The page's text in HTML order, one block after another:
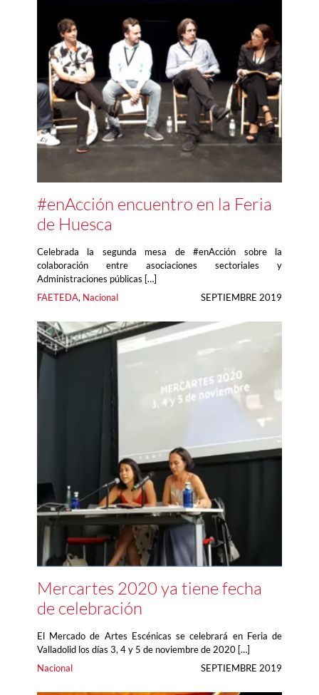
#enAcción encuentro en la Feria
de Huesca
Celebrada la segunda mesa de #enAcción sobre la
colaboración entre asociaciones sectoriales y
Administraciones públicas […]
FAETEDA, Nacional SEPTIEMBRE 2019
Mercartes 2020 ya tiene fecha
de celebración
El Mercado de Artes Escénicas se celebrará en Feria de
Valladolid los días 3, 4 y 5 de noviembre de 2020 […]
Nacional
SEPTIEMBRE 2019